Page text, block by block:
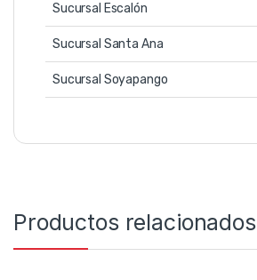
Sucursal Escalón
Sucursal Santa Ana
Sucursal Soyapango
Productos relacionados